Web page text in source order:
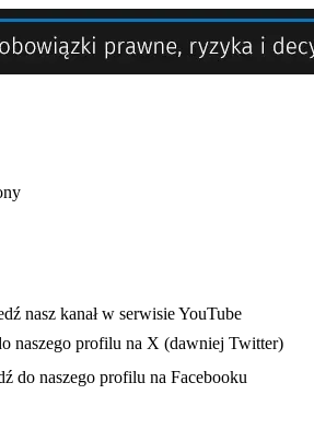
w nowej karcie
się w nowej karcie
nasz kanał w serwisie YouTube
karcie
naszego profilu na X (dawniej Twitter)
się w nowej karcie
do naszego profilu na Facebooku